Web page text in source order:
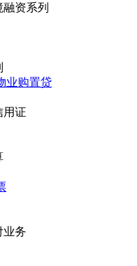
融资系列
业购置贷
用证
业务